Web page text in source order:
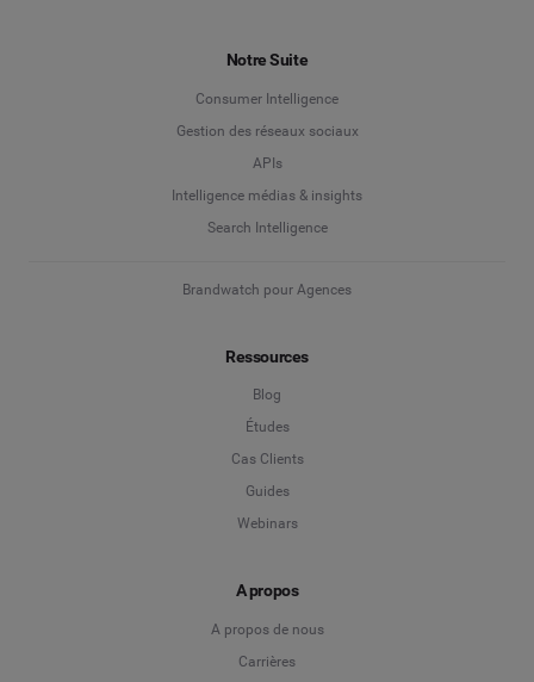
Notre Suite
Consumer Intelligence
Gestion des réseaux sociaux
APIs
Intelligence médias & insights
Search Intelligence
Brandwatch pour Agences
Ressources
Blog
Études
Cas Clients
Guides
Webinars
A propos
A propos de nous
Carrières